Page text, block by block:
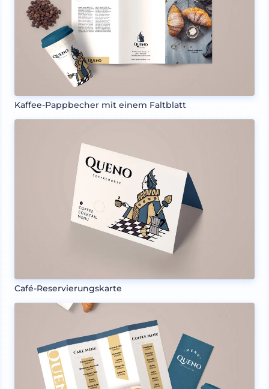
Kaffee-Pappbecher mit einem Faltblatt
Café-Reservierungskarte